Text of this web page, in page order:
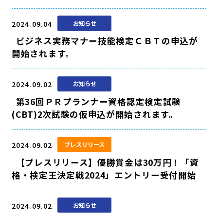
2024.09.04 お知らせ
ビジネス実務マナー技能検定ＣＢＴの申込が
開始されます。
2024.09.02 お知らせ
第36回ＰＲプランナー資格認定検定試験
(CBT)2次試験の仮申込が開始されます。
2024.09.02 プレスリリース
【プレスリリース】優勝賞金は30万円！「資
格・検定王決定戦2024」エントリー受付開始
2024.09.02 お知らせ